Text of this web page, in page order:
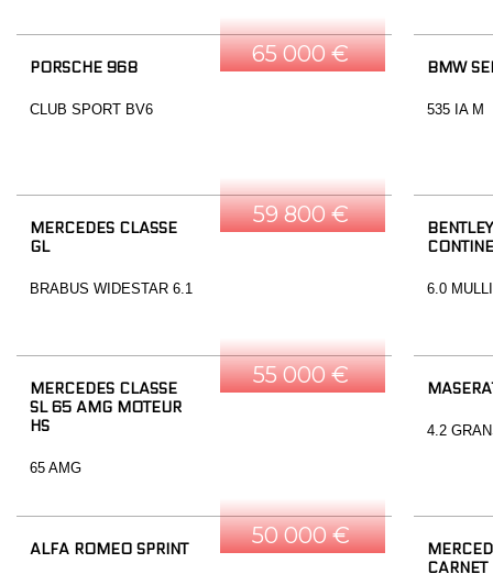
65 000 €
PORSCHE 968
CLUB SPORT BV6
BMW
535 IA M
59 800 €
MERCEDES CLASSE
GL
BRABUS WIDESTAR 6.1
BENTLEY
6.0
55 000 €
MERCEDES CLASSE
SL 65 AMG MOTEUR
HS
65 AMG
4.2
50 000 €
ALFA ROMEO SPRINT
CARNET